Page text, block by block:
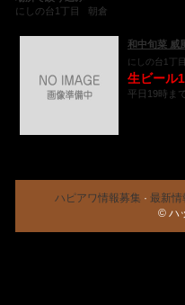
にしの台1丁目
朝倉
和中旬菜 威
にしの台1丁
生ビール
平日19時ま
ハピアワ情報募集 · 最新情
© ハ